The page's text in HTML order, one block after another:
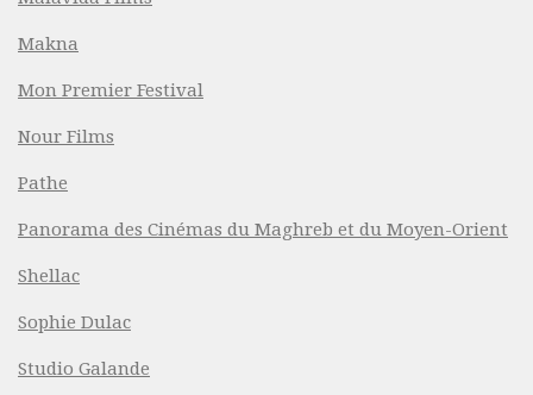
Makna
Mon Premier Festival
Nour Films
Pathe
Panorama des Cinémas du Maghreb et du Moyen-Orient
Shellac
Sophie Dulac
Studio Galande